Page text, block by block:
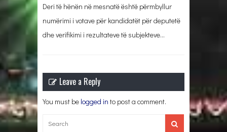
Deri të hënën në mesnatë është përmbyllur
numërimi i votave për kandidatët për deputetë
dhe verifikimi i rezultateve të subjekteve…
Leave a Reply
You must be logged in to post a comment.